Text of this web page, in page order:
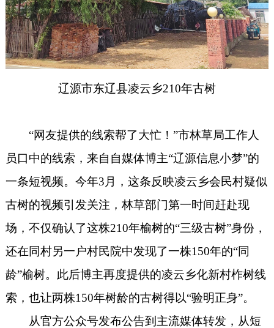
辽源市东辽县凌云乡210年古树
“网友提供的线索帮了大忙！”市林草局工作人
员口中的线索，来自自媒体博主“辽源信息小梦”的
一条短视频。今年3月，这条反映凌云乡会民村疑似
古树的视频引发关注，林草部门第一时间赶赴现
场，不仅确认了这株210年榆树的“三级古树”身份，
还在同村另一户村民院中发现了一株150年的“同
龄”榆树。此后博主再度提供的凌云乡化新村柞树线
索，也让两株150年树龄的古树得以“验明正身”。
从官方公众号发布公告到主流媒体转发，从短